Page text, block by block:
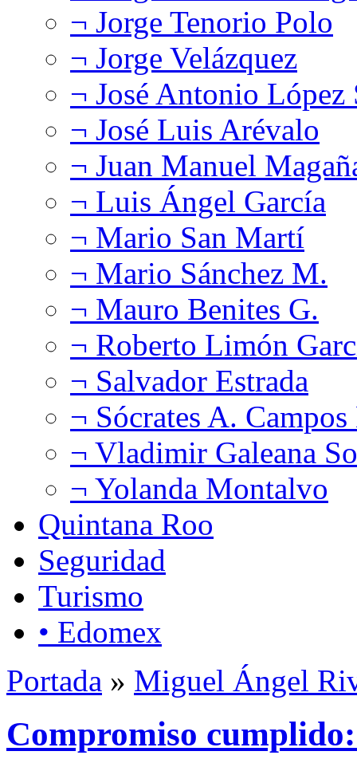
¬ Jorge Tenorio Polo
¬ Jorge Velázquez
¬ José Antonio López
¬ José Luis Arévalo
¬ Juan Manuel
¬ Luis Ángel García
¬ Mario San Martí
¬ Mario Sánchez M.
¬ Mauro Benites G.
¬ Roberto Limón
¬ Salvador Estrada
¬ Sócrates A.
¬ Vladimir Galeana
¬ Yolanda Montalvo
Quintana Roo
Seguridad
Turismo
• Edomex
Portada » Miguel Ángel
Compromiso